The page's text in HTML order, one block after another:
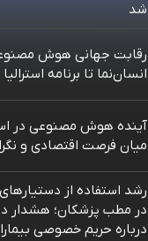
شد
رقابت جهانی هوش
انسان‌نما تا برنامه
آینده هوش مصنوعی در
میان فرصت اقتصادی و
رشد استفاده از
در مطب پزشکان؛ هشدار
درباره حریم خصوصی